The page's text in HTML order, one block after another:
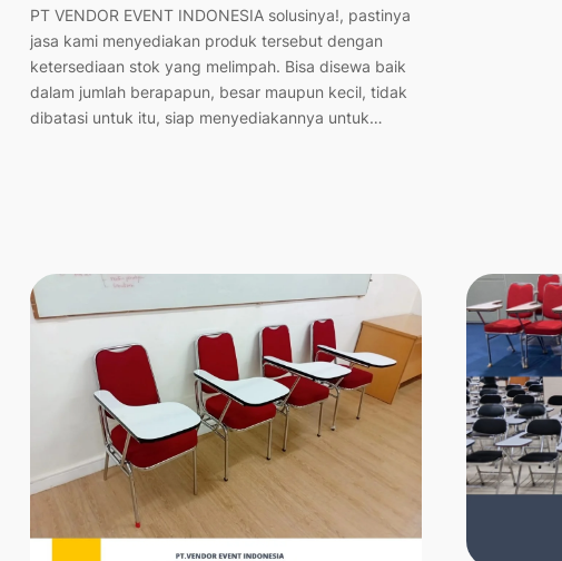
PT VENDOR EVENT INDONESIA solusinya!, pastinya
jasa kami menyediakan produk tersebut dengan
ketersediaan stok yang melimpah. Bisa disewa baik
dalam jumlah berapapun, besar maupun kecil, tidak
dibatasi untuk itu, siap menyediakannya untuk…